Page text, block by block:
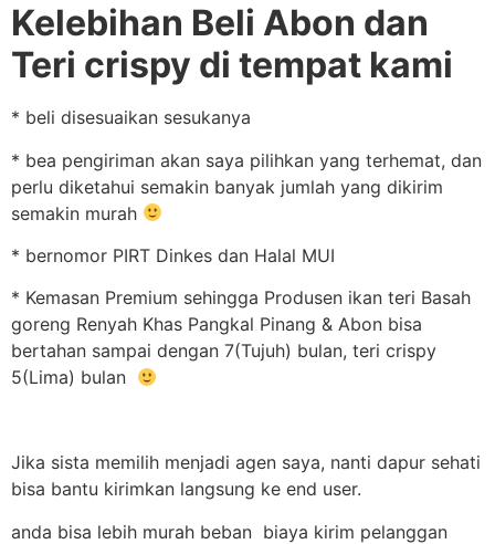
Kelebihan Beli Abon dan
Teri crispy di tempat kami
* beli disesuaikan sesukanya
* bea pengiriman akan saya pilihkan yang terhemat, dan
perlu diketahui semakin banyak jumlah yang dikirim
semakin murah
* bernomor PIRT Dinkes dan Halal MUI
* Kemasan Premium sehingga Produsen ikan teri Basah
goreng Renyah Khas Pangkal Pinang & Abon bisa
bertahan sampai dengan 7(Tujuh) bulan, teri crispy
5(Lima) bulan
Jika sista memilih menjadi agen saya, nanti dapur sehati
bisa bantu kirimkan langsung ke end user.
anda bisa lebih murah beban biaya kirim pelanggan